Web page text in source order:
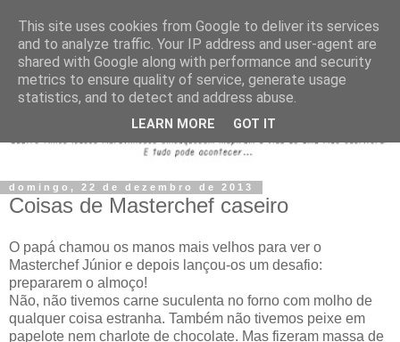
domingo, 22 de dezembro de 2013
Coisas de Masterchef caseiro
O papá chamou os manos mais velhos para ver o
Masterchef Júnior e depois lançou-os um desafio:
prepararem o almoço!
Não, não tivemos carne suculenta no forno com molho de
qualquer coisa estranha. Também não tivemos peixe em
papelote nem charlote de chocolate. Mas fizeram massa de
This site uses cookies from Google to deliver its services
and to analyze traffic. Your IP address and user-agent are
shared with Google along with performance and security
metrics to ensure quality of service, generate usage
statistics, and to detect and address abuse.
LEARN MORE GOT IT